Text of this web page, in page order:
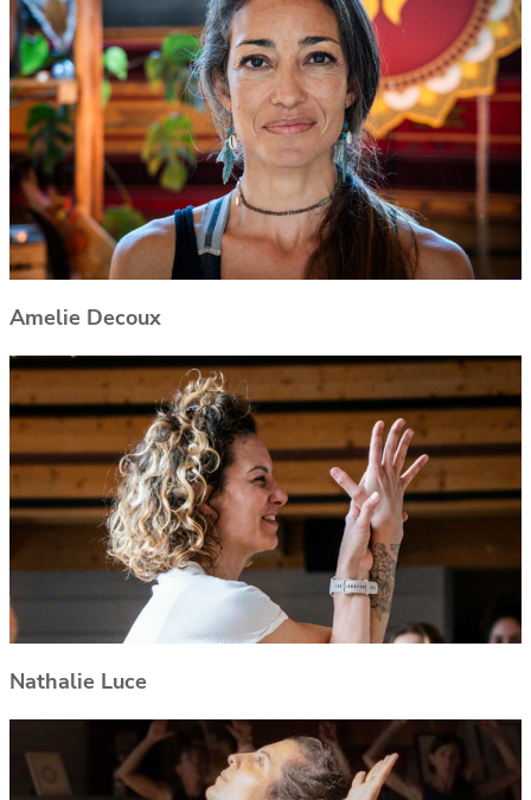
Amelie Decoux
Nathalie Luce